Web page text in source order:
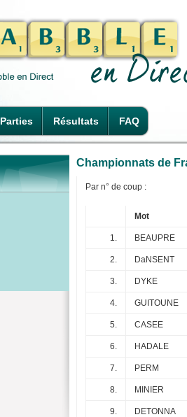
Parties Résultats FAQ
Championnats de
Par n° de coup :
Mot
1. BEAUPRE
2. DaNSENT
3. DYKE
4. GUITOUNE
5. CASEE
6. HADALE
7. PERM
8. MINIER
9. DETONNA